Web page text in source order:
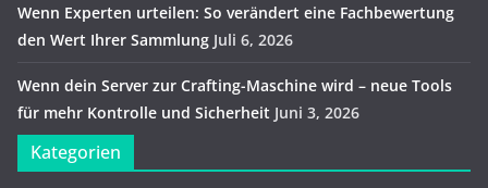
Wenn Experten urteilen: So verändert eine Fachbewertung
den Wert Ihrer Sammlung Juli 6, 2026
Wenn dein Server zur Crafting-Maschine wird – neue Tools
für mehr Kontrolle und Sicherheit Juni 3, 2026
Kategorien